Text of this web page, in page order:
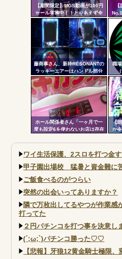
【期間限定】MGS動画が100円
セール実施中！！とりあえず全
部買うやろｗｗｗｗｗ
東
ー
藤商事さん、新枠RESONANTの
ラッキーエアーはハンドル部分
からのみで枠上部からの風は無
い模様。ヅラに配慮したか？
職
ホール関係者さん「一ヶ月で一
度も設定6を使わないお店は存在
事がない店長も存在しないと思
う」←これガチ?！
【
か
ワイ生活保護、2スロを打つ金
甲子園出場校 猛暑と資金難
ご飯食べるのがつらい
突然の出会いってありますか？
隣で万枚出してるやつが作業感
打ってた
２円パチンコを打つ事を決意し
(´;ω;`)パチンコ勝った♡♡
【悲報】牙狼12黄金騎士極限、